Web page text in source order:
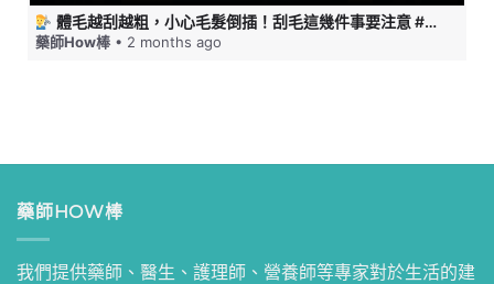
體毛越刮越粗，小心毛髮倒插！刮毛這幾件事要注意 #藥師HOW棒
藥師How棒 • 2 months ago
藥師HOW棒
我們提供藥師、醫生、護理師、營養師等專家對於生活的建